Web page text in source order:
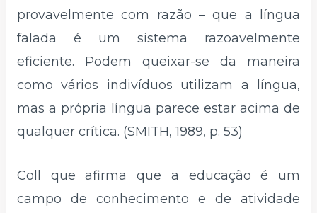
provavelmente com razão – que a língua
falada é um sistema razoavelmente
eficiente. Podem queixar-se da maneira
como vários indivíduos utilizam a língua,
mas a própria língua parece estar acima de
qualquer crítica. (SMITH, 1989, p. 53)
Coll que afirma que a educação é um
campo de conhecimento e de atividade